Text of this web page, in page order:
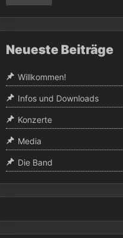
Neueste Beiträge
Willkommen!
Infos und Downloads
Konzerte
Media
Die Band